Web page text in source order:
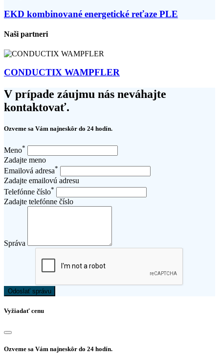
EKD kombinované energetické reťaze PLE
Naši partneri
CONDUCTIX WAMPFLER
V prípade záujmu nás neváhajte
kontaktovať.
Ozveme sa Vám najneskôr do 24 hodín.
Meno*
Zadajte meno
Emailová adresa*
Zadajte emailovú adresu
Telefónne číslo*
Zadajte telefónne číslo
Správa
Odoslať správu
Vyžiadať cenu
Ozveme sa Vám najneskôr do 24 hodín.